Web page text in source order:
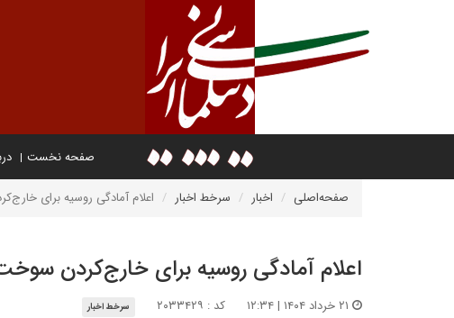
صفحه نخست
صفحه‌اصلی اخبار سرخط اخبار اعلام آمادگی روسیه برای
اعلام آمادگی روسیه برای خارج‌کردن
کد : ۲۰۳۳۴۲۹ سرخط اخبار